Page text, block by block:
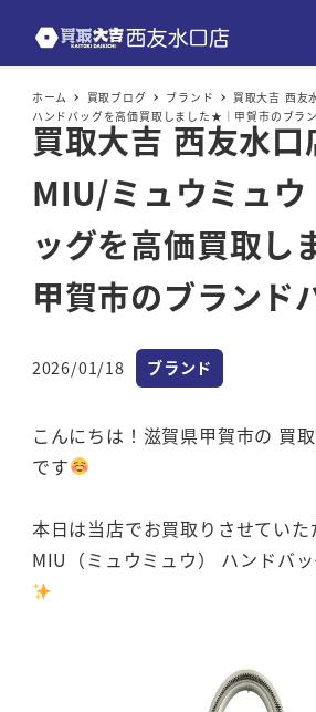
ホーム 買取ブログ ブランド
買取大吉 西友
ハンドバッグを高価買取しました★｜甲賀市のブラ
買取大吉 西友水
MIU/ミュウミュ
ッグを高価買取し
甲賀市のブランド
投稿日
2026/01/18 カテゴリー
ブランド
こんにちは！滋賀県甲賀市の 買
です
本日は当店でお買取りさせてい
MIU（ミュウミュウ） ハンドバ